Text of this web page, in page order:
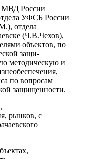
МВД России
УФСБ России
отдела
(Ч.В.Чехов),
объектов, по
защи­
методическую и
по вопросам
защищенности.
рынков, с